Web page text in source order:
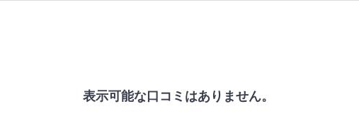
表示可能な口コミはありません。